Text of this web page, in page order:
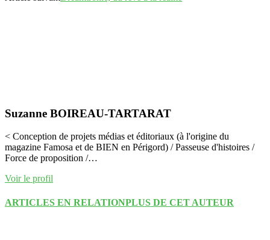
Suzanne BOIREAU-TARTARAT
< Conception de projets médias et éditoriaux (à l'origine du
magazine Famosa et de BIEN en Périgord) / Passeuse d'histoires /
Force de proposition /…
Voir le profil
ARTICLES EN RELATIONPLUS DE CET AUTEUR